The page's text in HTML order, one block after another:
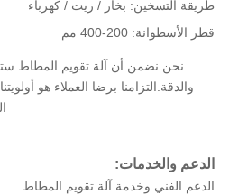
طريقة التسخين: بخار / زيت / كهرباء
قطر الأسطوانة: 200-400 مم
نحن نضمن أن آلة تقويم المطاط
والدقة.التزامنا برضا العملاء هو
الدعم والخدمات:
الدعم الفني وخدمة آلة تقويم المطاط